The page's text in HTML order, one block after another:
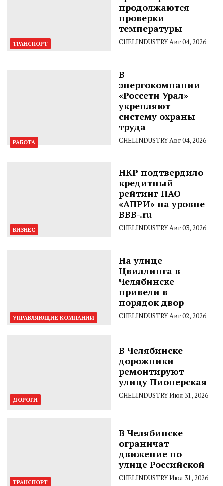
ТРАНСПОРТ
продолжаются
проверки
температуры
CHELINDUSTRYАвг 04, 2026
РАБОТА
В
энергокомпании
«Россети Урал»
укрепляют
систему охраны
труда
CHELINDUSTRYАвг 04, 2026
БИЗНЕС
НКР подтвердило
кредитный
рейтинг ПАО
«АПРИ» на уровне
BBB-.ru
CHELINDUSTRYАвг 03, 2026
УПРАВЛЯЮЩИЕ КОМПАНИИ
На улице
Цвиллинга в
Челябинске
привели в
порядок двор
CHELINDUSTRYАвг 02, 2026
ДОРОГИ
В Челябинске
дорожники
ремонтируют
улицу Пионерская
CHELINDUSTRYИюл 31, 2026
ТРАНСПОРТ
В Челябинске
ограничат
движение по
улице Российской
CHELINDUSTRYИюл 31, 2026